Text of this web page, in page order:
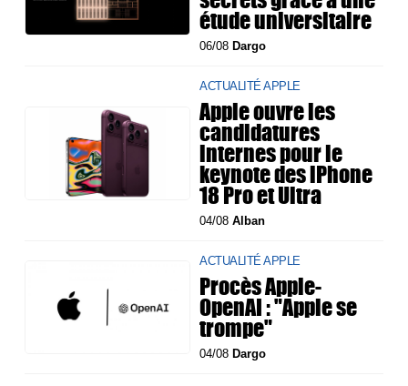
étude universitaire
06/08 Dargo
ACTUALITÉ APPLE
Apple ouvre les
candidatures
internes pour le
keynote des iPhone
18 Pro et Ultra
04/08Alban
ACTUALITÉ APPLE
Procès Apple-
OpenAI : "Apple se
trompe"
04/08 Dargo